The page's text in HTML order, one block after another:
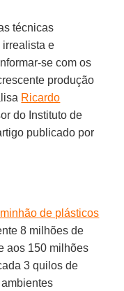
técnicas
irrealista e
se com os
produção
Ricardo
do Instituto de
publicado por
de plásticos
8 milhões de
aos 150 milhões
3 quilos de